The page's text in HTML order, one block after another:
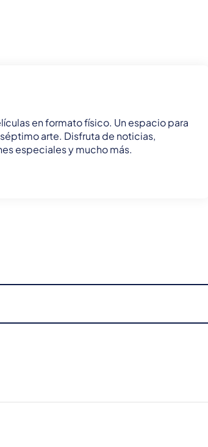
en formato físico. Un espacio para
arte. Disfruta de noticias,
especiales y mucho más.